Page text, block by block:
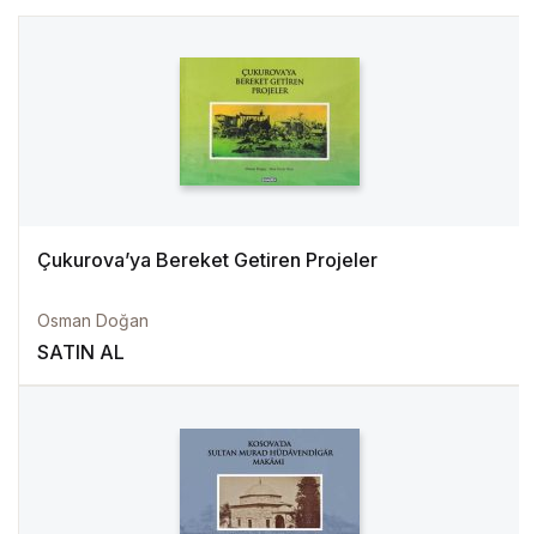
Çukurova’ya Bereket Getiren Projeler
Osman Doğan
SATIN AL